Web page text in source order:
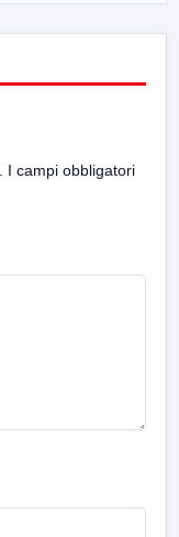
I campi obbligatori